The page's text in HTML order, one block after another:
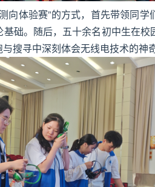
向体验赛”的方式，首先带领同
础。随后，五十余名初中生在校
搜寻中深刻体会无线电技术的神